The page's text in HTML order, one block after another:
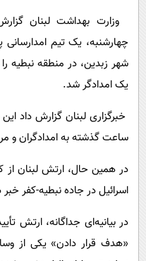
وزارت بهداشت لبنان
چهارشنبه، یک تیم
شهر زبدین، در منطقه نبطیه
یک امدادگر شد.
ساعت گذشته به امدادگران و
در همین حال، ارتش لبنان
اسرائیل در جاده نبطیه-کفر خبر
در بیانیه‌ای جداگانه، ارتش
«هدف قرار دادن» یکی از